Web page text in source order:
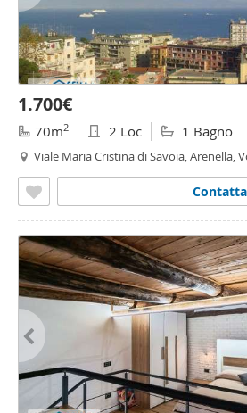
1.700€
70m2 2 Loc 1 Bagno
Viale Maria Cristina di Savoia, Arenella,
Contatta